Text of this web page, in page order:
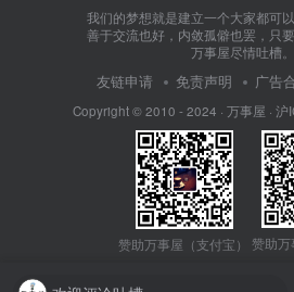
我们的梦想就是建立一个大家都可
善于交流也好，内敛孤僻也罢，只
万事屋尽情吐槽。
友链申请 免责声明 广告
Copyright © 2010 - 2024 · 万事屋 · 沪
赞助万事屋（支付宝） 赞助万